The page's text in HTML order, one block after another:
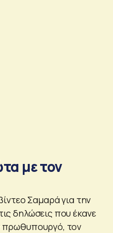
με τον
Σαμαρά για την
δηλώσεις που έκανε
πρωθυπουργό, τον